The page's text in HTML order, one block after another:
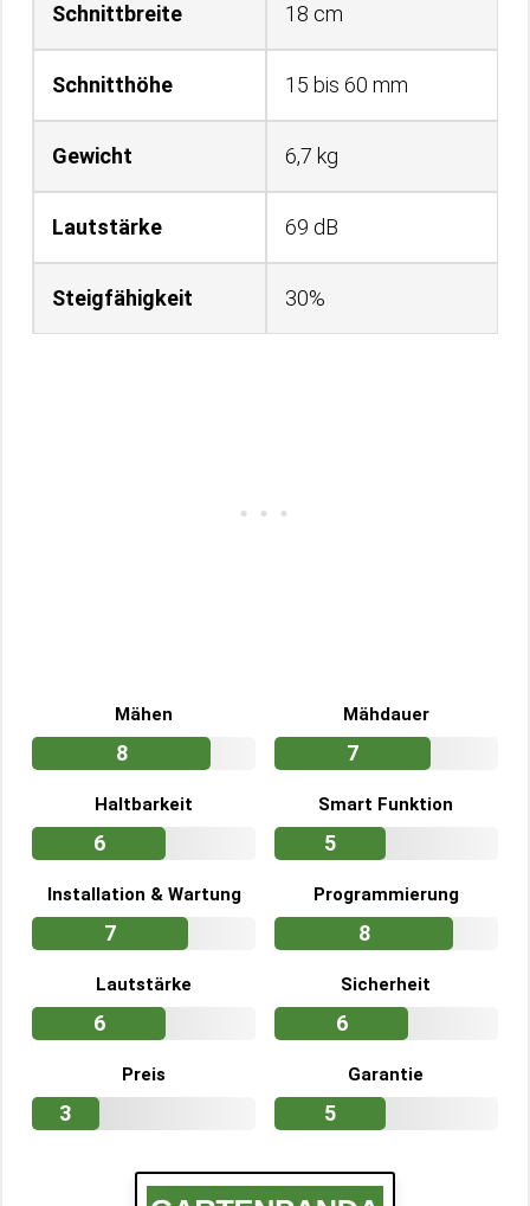
Schnittbreite 18 cm
Schnitthöhe 15 bis 60 mm
Gewicht 6,7 kg
Lautstärke 69 dB
Steigfähigkeit 30%
Mähen
8
Mähdauer
7
Haltbarkeit
6
Smart Funktion
5
Installation & Wartung
7
Programmierung
8
Lautstärke
6
Sicherheit
6
Preis
3
Garantie
5